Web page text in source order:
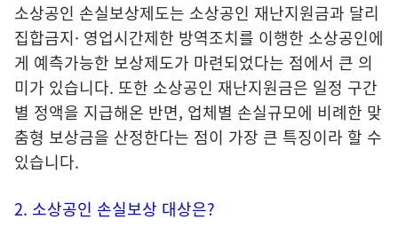
소상공인 손실보상제도는 소상공인 재난지원금과 달리
집합금지· 영업시간제한 방역조치를 이행한 소상공인에
게 예측가능한 보상제도가 마련되었다는 점에서 큰 의
미가 있습니다. 또한 소상공인 재난지원금은 일정 구간
별 정액을 지급해온 반면, 업체별 손실규모에 비례한 맞
춤형 보상금을 산정한다는 점이 가장 큰 특징이라 할 수
있습니다.
2. 소상공인 손실보상 대상은?